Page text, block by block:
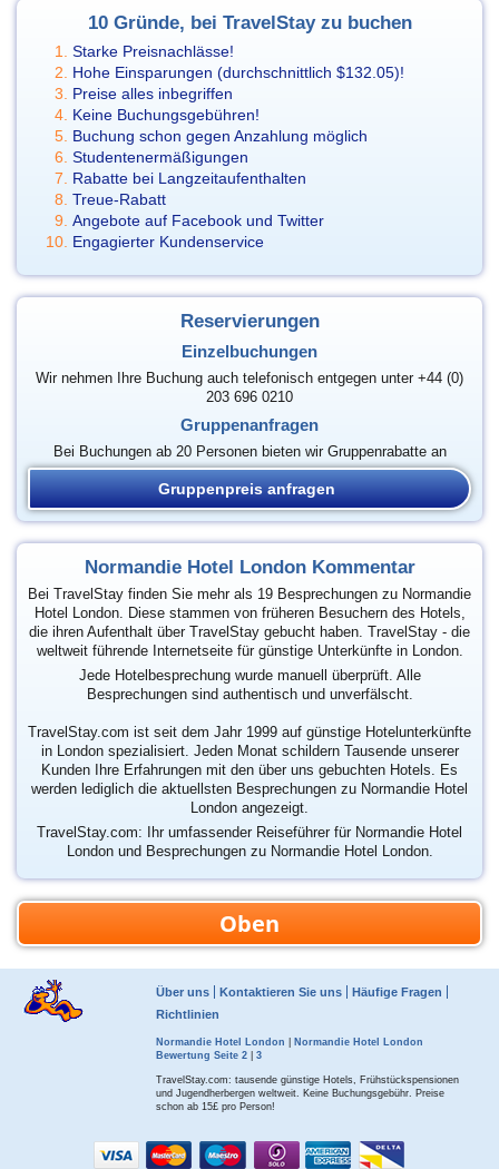
10 Gründe, bei TravelStay zu buchen
Starke Preisnachlässe!
Hohe Einsparungen (durchschnittlich $132.05)!
Preise alles inbegriffen
Keine Buchungsgebühren!
Buchung schon gegen Anzahlung möglich
Studentenermäßigungen
Rabatte bei Langzeitaufenthalten
Treue-Rabatt
Angebote auf Facebook und Twitter
Engagierter Kundenservice
Reservierungen
Einzelbuchungen
Wir nehmen Ihre Buchung auch telefonisch entgegen unter +44 (0)
203 696 0210
Gruppenanfragen
Bei Buchungen ab 20 Personen bieten wir Gruppenrabatte an
Gruppenpreis anfragen
Normandie Hotel London Kommentar
Bei TravelStay finden Sie mehr als 19 Besprechungen zu Normandie
Hotel London. Diese stammen von früheren Besuchern des Hotels,
die ihren Aufenthalt über TravelStay gebucht haben. TravelStay - die
weltweit führende Internetseite für günstige Unterkünfte in London.
Jede Hotelbesprechung wurde manuell überprüft. Alle
Besprechungen sind authentisch und unverfälscht.
TravelStay.com ist seit dem Jahr 1999 auf günstige Hotelunterkünfte
in London spezialisiert. Jeden Monat schildern Tausende unserer
Kunden Ihre Erfahrungen mit den über uns gebuchten Hotels. Es
werden lediglich die aktuellsten Besprechungen zu Normandie Hotel
London angezeigt.
TravelStay.com: Ihr umfassender Reiseführer für Normandie Hotel
London und Besprechungen zu Normandie Hotel London.
Oben
Über uns Kontaktieren Sie uns
Häufige Fragen
Richtlinien
Normandie Hotel London
Normandie Hotel London
Bewertung Seite 2 |3
TravelStay.com: tausende günstige Hotels, Frühstückspensionen
und Jugendherbergen weltweit. Keine Buchungsgebühr. Preise
schon ab 15£ pro Person!